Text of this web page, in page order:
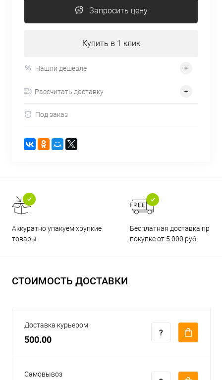
Запросить цену
Купить в 1 клик
Нашли дешевле
Рассчитать доставку
Под заказ
Аккуратно упакуем хрупкие
товары
Бесплатная доставка при
покупке от 5 000 руб
СТОИМОСТЬ ДОСТАВКИ
Доставка курьером
500.00
Самовывоз